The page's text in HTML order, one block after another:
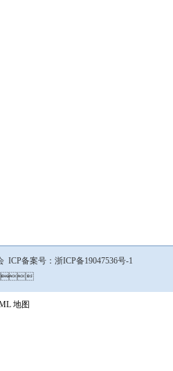
ICP备案号：浙ICP备19047536号-1
地图